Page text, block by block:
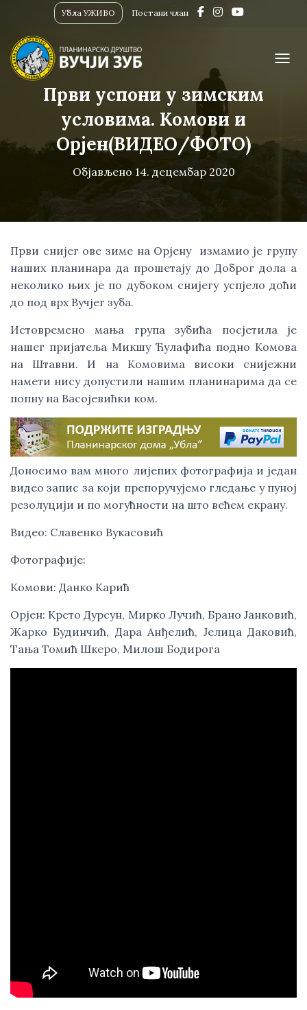
Убла УЖИВО Постани члан
Први успони у зимским
условима. Комови и
Орјен(ВИДЕО/ФОТО)
Објављено 14. децембар 2020
Први снијег ове зиме на Орјену  измамио је групу
наших планинара да прошетају до Доброг дола а
неколико њих је по дубоком снијегу успјело доћи
до под врх Вучјег зуба.
Истовремено мања група зубића посјетила је
нашег пријатеља Микшу Ћулафића подно Комова
на Штавни. И на Комовима високи снијежни
намети нису допустили нашим планинарима да се
попну на Васојевићки ком.
Доносимо вам много лијепих фотографија и један
видео запис за који препоручујемо гледање у пуној
резолуцији и по могућности на што већем екрану.
Видео: Славенко Вукасовић
Фотографије:
Комови: Данко Карић
Орјен: Крсто Дурсун, Мирко Лучић, Брано Јанковић,
Жарко Будинчић, Дара Анђелић, Јелица Даковић,
Тања Томић Шкеро, Милош Бодирога